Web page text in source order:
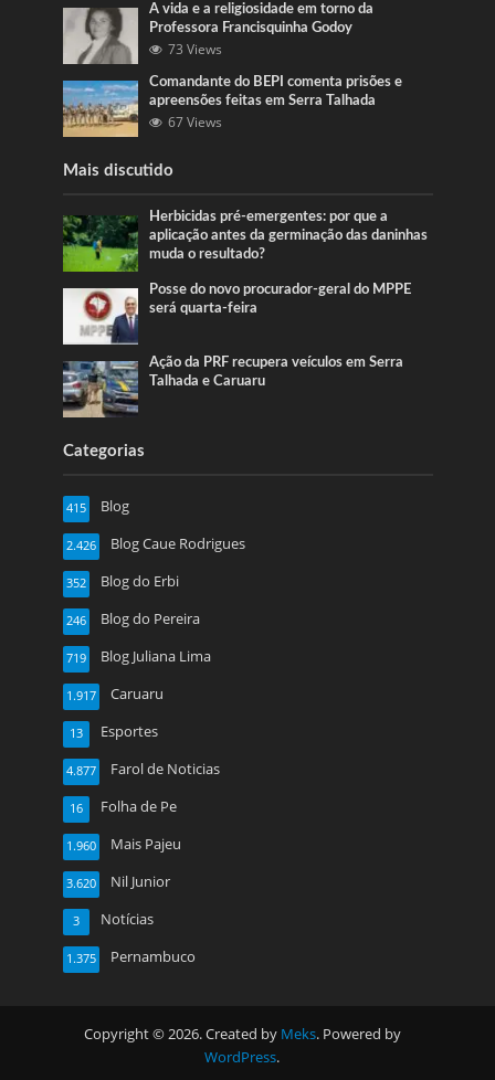
A vida e a religiosidade em torno da
Professora Francisquinha Godoy
73 Views
Comandante do BEPI comenta prisões e
apreensões feitas em Serra Talhada
67 Views
Mais discutido
Herbicidas pré-emergentes: por que a
aplicação antes da germinação das daninhas
muda o resultado?
Posse do novo procurador-geral do MPPE
será quarta-feira
Ação da PRF recupera veículos em Serra
Talhada e Caruaru
Categorias
Blog
415
Blog Caue Rodrigues
2.426
Blog do Erbi
352
Blog do Pereira
246
Blog Juliana Lima
719
Caruaru
1.917
Esportes
13
Farol de Noticias
4.877
Folha de Pe
16
Mais Pajeu
1.960
Nil Junior
3.620
Notícias
3
Pernambuco
1.375
Copyright © 2026. Created by Meks. Powered by
WordPress.